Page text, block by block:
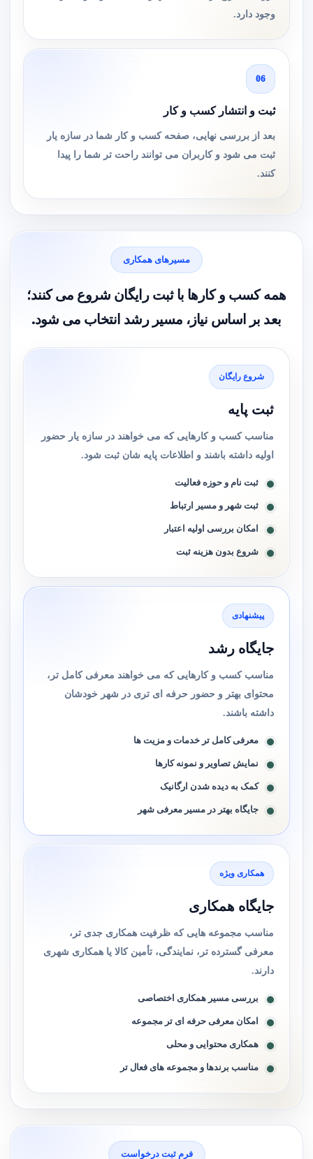
وجود دارد.
06
ثبت و انتشار کسب و کار
بعد از بررسی نهایی، صفحه کسب و کار شما در سازه یار
ثبت می شود و کاربران می توانند راحت تر شما را پیدا
کنند.
مسیرهای همکاری
همه کسب و کارها با ثبت رایگان شروع می کنند؛
بعد بر اساس نیاز، مسیر رشد انتخاب می شود.
شروع رایگان
ثبت پایه
مناسب کسب و کارهایی که می خواهند در سازه یار حضور
اولیه داشته باشند و اطلاعات پایه شان ثبت شود.
ثبت نام و حوزه فعالیت
ثبت شهر و مسیر ارتباط
امکان بررسی اولیه اعتبار
شروع بدون هزینه ثبت
پیشنهادی
جایگاه رشد
مناسب کسب و کارهایی که می خواهند معرفی کامل تر،
محتوای بهتر و حضور حرفه ای تری در شهر خودشان
داشته باشند.
معرفی کامل تر خدمات و مزیت ها
نمایش تصاویر و نمونه کارها
کمک به دیده شدن ارگانیک
جایگاه بهتر در مسیر معرفی شهر
همکاری ویژه
جایگاه همکاری
مناسب مجموعه هایی که ظرفیت همکاری جدی تر،
معرفی گسترده تر، نمایندگی، تأمین کالا یا همکاری شهری
دارند.
بررسی مسیر همکاری اختصاصی
امکان معرفی حرفه ای تر مجموعه
همکاری محتوایی و محلی
مناسب برندها و مجموعه های فعال تر
فرم ثبت درخواست